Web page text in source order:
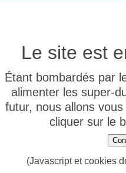
Le site est
Étant bombardés par
alimenter les super-
futur, nous allons
cliquer sur le
(Javascript et cookies